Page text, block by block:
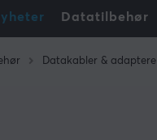
Datatilbehør
Datakabler & adaptere